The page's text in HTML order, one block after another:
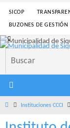
contenido
SICOP
BUZONES DE GESTIÓN
InicioInstituciones CCCI